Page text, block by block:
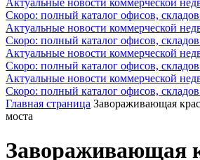
Скоро: полный каталог офисов,
Актуальные новости коммерческой
Скоро: полный каталог офисов,
Актуальные новости коммерческой
Скоро: полный каталог офисов,
Актуальные новости коммерческой
Скоро: полный каталог офисов,
Главная страница Завораживающая
моста
Завораживающая